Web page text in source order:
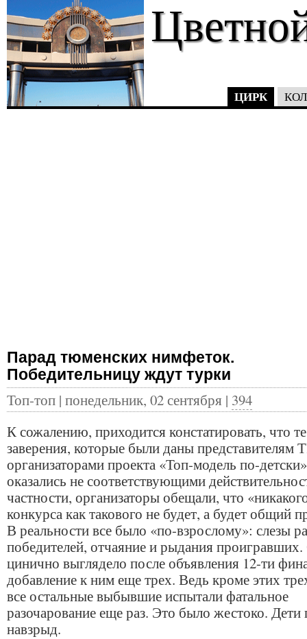
ЦИРК
Парад тюменских нимфеток.
Победительницу ждут турки
Топ-топ | понедельник, 02 сентября | 394
К сожалению, приходится констатировать, что те
заверения, которые были даны представителям
организаторами проекта «Топ-модель по-детски»
оказались не соответствующими
частности, организаторы обещали, что
конкурса как такового не будет, а будет общий
В реальности все было «по-взрослому»: слезы
победителей, отчаяние и рыдания
цинично выглядело после объявления 12-ти
добавление к ним еще трех. Ведь кроме этих
все остальные выбывшие испытали фатальное
разочарование еще раз. Это было жестоко. Дети
навзрыд.